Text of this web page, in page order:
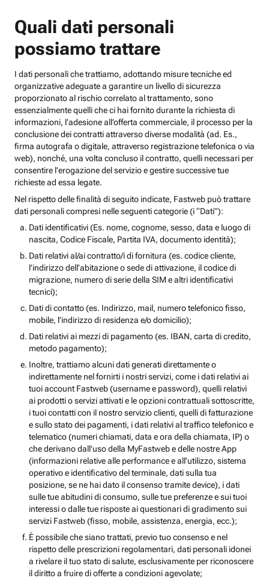
Quali dati personali
possiamo trattare
I dati personali che trattiamo, adottando misure tecniche ed
organizzative adeguate a garantire un livello di sicurezza
proporzionato al rischio correlato al trattamento, sono
essenzialmente quelli che ci hai fornito durante la richiesta di
informazioni, l’adesione all’offerta commerciale, il processo per la
conclusione dei contratti attraverso diverse modalità (ad. Es.,
firma autografa o digitale, attraverso registrazione telefonica o via
web), nonché, una volta concluso il contratto, quelli necessari per
consentire l’erogazione del servizio e gestire successive tue
richieste ad essa legate.
Nel rispetto delle finalità di seguito indicate, Fastweb può trattare
dati personali compresi nelle seguenti categorie (i “Dati”):
Dati identificativi (Es. nome, cognome, sesso, data e luogo di
nascita, Codice Fiscale, Partita IVA, documento identità);
Dati relativi al/ai contratto/i di fornitura (es. codice cliente,
l’indirizzo dell’abitazione o sede di attivazione, il codice di
migrazione, numero di serie della SIM e altri identificativi
tecnici);
Dati di contatto (es. Indirizzo, mail, numero telefonico fisso,
mobile, l’indirizzo di residenza e/o domicilio);
Dati relativi ai mezzi di pagamento (es. IBAN, carta di credito,
metodo pagamento);
Inoltre, trattiamo alcuni dati generati direttamente o
indirettamente nel fornirti i nostri servizi, come i dati relativi ai
tuoi account Fastweb (username e password), quelli relativi
ai prodotti o servizi attivati e le opzioni contrattuali sottoscritte,
i tuoi contatti con il nostro servizio clienti, quelli di fatturazione
e sullo stato dei pagamenti, i dati relativi al traffico telefonico e
telematico (numeri chiamati, data e ora della chiamata, IP) o
che derivano dall’uso della MyFastweb e delle nostre App
(informazioni relative alle performance e all’utilizzo, sistema
operativo e identificativo del terminale, dati sulla tua
posizione, se ne hai dato il consenso tramite device), i dati
sulle tue abitudini di consumo, sulle tue preferenze e sui tuoi
interessi o dalle tue risposte ai questionari di gradimento sui
servizi Fastweb (fisso, mobile, assistenza, energia, ecc.);
È possibile che siano trattati, previo tuo consenso e nel
rispetto delle prescrizioni regolamentari, dati personali idonei
a rivelare il tuo stato di salute, esclusivamente per riconoscere
il diritto a fruire di offerte a condizioni agevolate;